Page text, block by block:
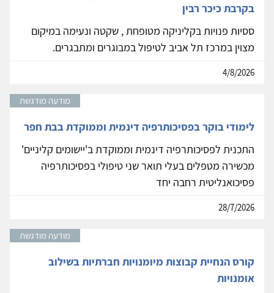
בקרבת כיכר רבין
ססיות פנויות בקליניקה מטופחת , שקטה ונעימה במיקום
מצוין במרכז תל אביב לטיפול במבוגרים ומתבגרים.
4/8/2026
מודעה מודגשת
לימודי בוקר בפסיכותרפיה דינמית וממוקדת בבת חפר
התכנית לפסיכותרפיה דינמית וממוקדת ב'יישומים קליניים'
מכשירה מטפלים בעלי תואר שני טיפולי בפסיכותרפיה
פסיכואנליטית רחבה יחד
28/7/2026
מודעה מודגשת
קורס הנחיית קבוצות מיומנויות חברתיות בשילוב
אומנויות